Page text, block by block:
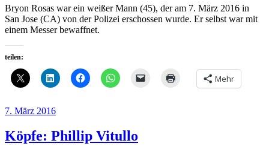
Bryon Rosas war ein weißer Mann (45), der am 7. März 2016 in
San Jose (CA) von der Polizei erschossen wurde. Er selbst war mit
einem Messer bewaffnet.
teilen:
Mehr
Veröffentlicht
7. März 2016
Köpfe: Phillip Vitullo